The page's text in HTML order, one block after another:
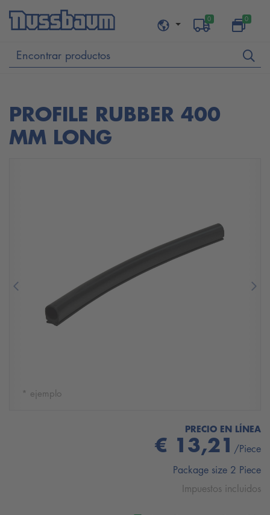
0 0
PROFILE RUBBER 400
MM LONG
Previous
* ejemplo
PRECIO EN LÍNEA
€ 13,21 /Piece
Package size 2 Piece
Impuestos incluidos